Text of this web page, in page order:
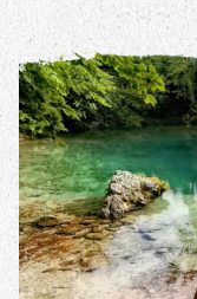
REIS DETAILS